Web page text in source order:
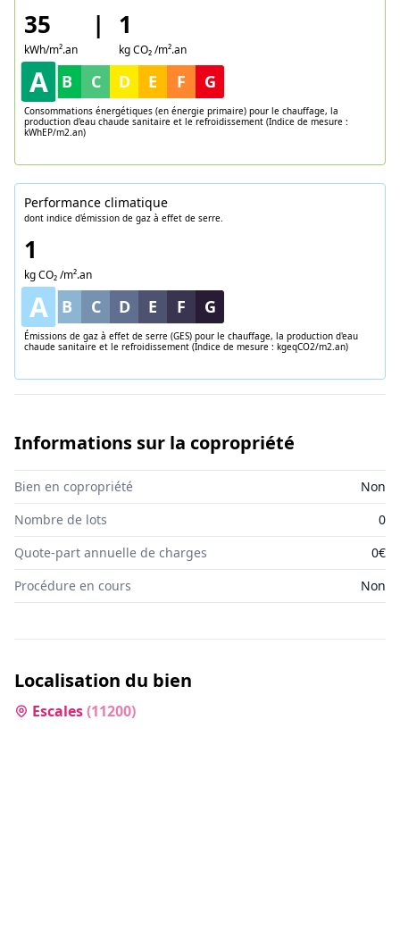
35
kWh/m².an
| 1
kg CO₂ /m².an
A B C D E F G
Consommations énergétiques (en énergie primaire) pour le chauffage, la
production d'eau chaude sanitaire et le refroidissement (Indice de mesure :
kWhEP/m2.an)
Performance climatique
dont indice d'émission de gaz à effet de serre.
1
kg CO₂ /m².an
A B C D E F G
Émissions de gaz à effet de serre (GES) pour le chauffage, la production d'eau
chaude sanitaire et le refroidissement (Indice de mesure : kgeqCO2/m2.an)
Informations sur la copropriété
Bien en copropriété
Non
Nombre de lots
0
Quote-part annuelle de charges
0€
Procédure en cours
Non
Localisation du bien
Escales(11200)